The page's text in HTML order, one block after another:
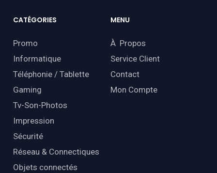
CATÉGORIES
Promo
Informatique
Téléphonie / Tablette
Gaming
Tv-Son-Photos
Impression
Sécurité
Réseau & Connectiques
Objets connectés
MENU
À Propos
Service Client
Contact
Mon Compte